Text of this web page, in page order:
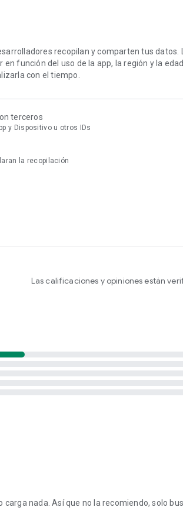
a:
el tipo de pareja que forméis.
las causas más comunes de ruptura en las
estrellas, e igualmente nos sería de mucha
a juesloy2@gmail.com
recopilan y comparten tus datos.
función del uso de la app, la región y la
con el tiempo.
terceros
y Dispositivo u otros IDs
la recopilación
Las calificaciones y opiniones están
nada. Así que no la recomiendo, solo